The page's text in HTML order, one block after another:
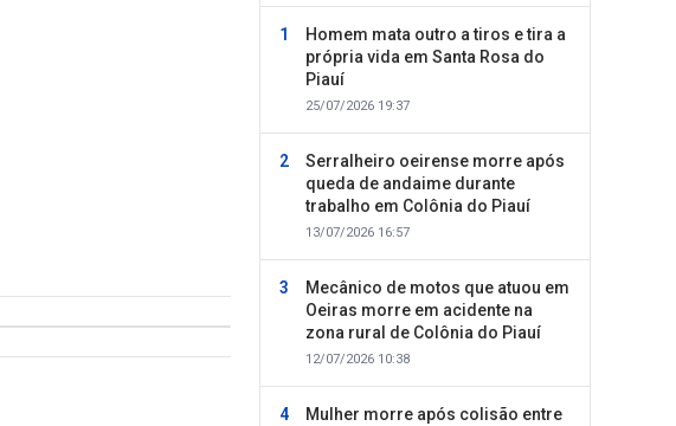
Homem mata outro a tiros e tira a
própria vida em Santa Rosa do
Piauí
25/07/2026 19:37
Serralheiro oeirense morre após
queda de andaime durante
trabalho em Colônia do Piauí
13/07/2026 16:57
Mecânico de motos que atuou em
Oeiras morre em acidente na
zona rural de Colônia do Piauí
12/07/2026 10:38
Mulher morre após colisão entre